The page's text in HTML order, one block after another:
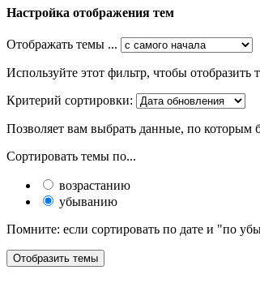
Настройка отображения тем
Отображать темы ...
Используйте этот фильтр, чтобы
Критерий сортировки:
Позволяет вам выбрать данные, по которым
Сортировать темы по...
возрастанию
убыванию
Помните: если сортировать по дате и "по